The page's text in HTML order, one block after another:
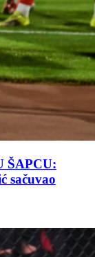
ŠAPCU:
sačuvao